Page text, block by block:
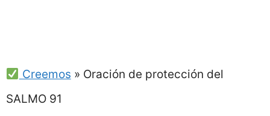
Creemos » Oración de protección del
SALMO 91